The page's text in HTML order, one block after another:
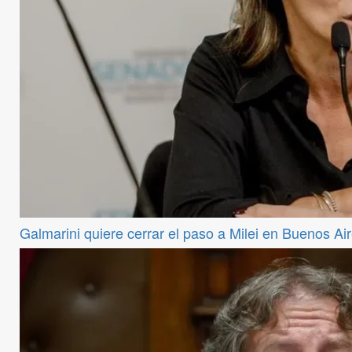
Galmarini quiere cerrar el paso a Milei en Buenos